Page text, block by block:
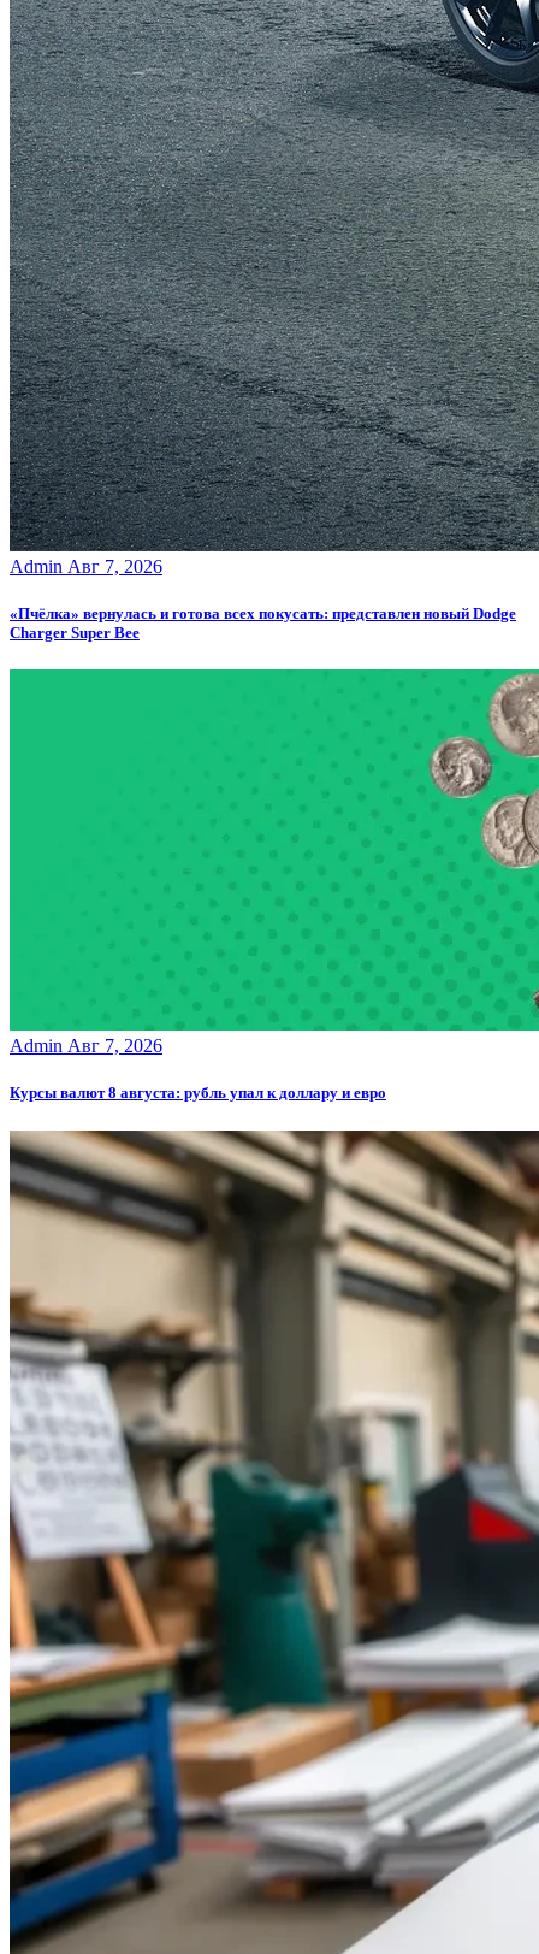
Admin Авг 7, 2026
«Пчёлка» вернулась и готова всех покусать: представлен новый Dodge
Charger Super Bee
Admin Авг 7, 2026
Курсы валют 8 августа: рубль упал к доллару и евро